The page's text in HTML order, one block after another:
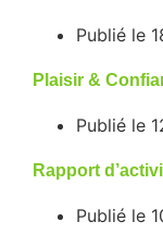
Publié le
Plaisir &
Publié le
Rapport
Publié le